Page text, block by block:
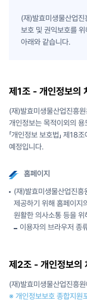
(재)발효미생물산업
보호 및 권익보호를
아래와 같습니다.
제1조 - 개인정보의
(재)발효미생물산업진흥
개인정보는 목적이외의
「개인정보 보호법」 제18
예정입니다.
홈페이지
(재)발효미생물산업진
제공하기 위해 홈페이지
원활한 의사소통 등을
이용자의 브라우저 종
제2조 - 개인정보의
(재)발효미생물산업진흥
※ 개인정보보호 종합지원